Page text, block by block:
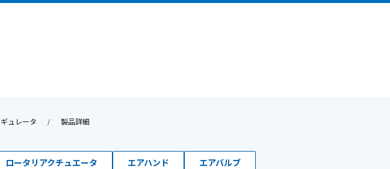
ュレータ 製品詳細
ロータリアクチュエータ エアハンド
エアバルブ